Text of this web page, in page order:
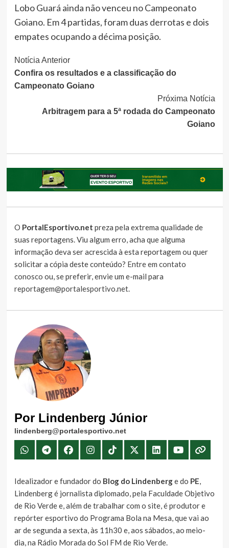
Lobo Guará ainda não venceu no Campeonato
Goiano. Em 4 partidas, foram duas derrotas e dois
empates ocupando a décima posição.
Continue
Lendo
Notícia Anterior
Confira os resultados e a classificação do
Campeonato Goiano
Próxima Notícia
Arbitragem para a 5ª rodada do Campeonato
Goiano
O PortalEsportivo.net preza pela extrema qualidade de
suas reportagens. Viu algum erro, acha que alguma
informação deva ser acrescida à esta reportagem ou quer
solicitar a cópia deste conteúdo? Entre em contato
conosco ou, se preferir, envie um e-mail para
reportagem@portalesportivo.net.
Por Lindenberg Júnior
lindenberg@portalesportivo.net
Idealizador e fundador do Blog do Lindenberge do PE,
Lindenberg é jornalista diplomado, pela Faculdade Objetivo
de Rio Verde e, além de trabalhar com o site, é produtor e
repórter esportivo do Programa Bola na Mesa, que vai ao
ar de segunda a sexta, às 11h30 e, aos sábados, ao meio-
dia, na Rádio Morada do Sol FM de Rio Verde.